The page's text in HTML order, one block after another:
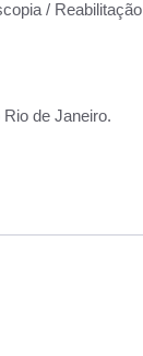
/ Reabilitação
de Janeiro.